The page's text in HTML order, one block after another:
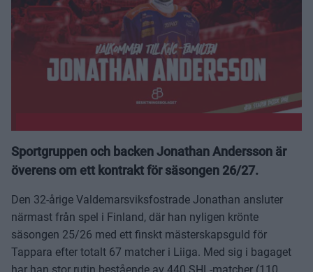
Sportgruppen och backen Jonathan Andersson är
överens om ett kontrakt för säsongen 26/27.
Den 32-årige Valdemarsviksfostrade Jonathan ansluter
närmast från spel i Finland, där han nyligen krönte
säsongen 25/26 med ett finskt mästerskapsguld för
Tappara efter totalt 67 matcher i Liiga. Med sig i bagaget
har han stor rutin bestående av 440 SHL-matcher (110